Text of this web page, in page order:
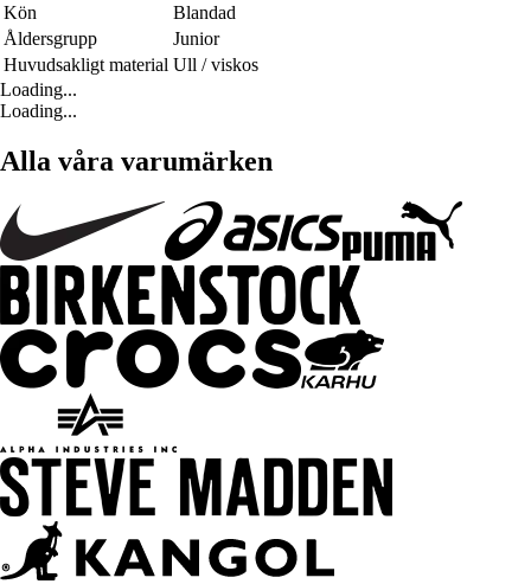
Kön
Blandad
Åldersgrupp
Junior
Huvudsakligt material Ull / viskos
Loading...
Loading...
Alla våra varumärken